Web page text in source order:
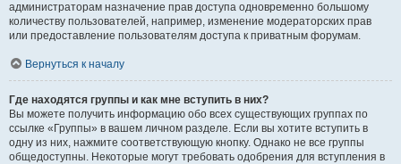
администраторам назначение прав доступа одновременно большому
количеству пользователей, например, изменение модераторских прав
или предоставление пользователям доступа к приватным форумам.
Вернуться к началу
Где находятся группы и как мне вступить в них?
Вы можете получить информацию обо всех существующих группах по
ссылке «Группы» в вашем личном разделе. Если вы хотите вступить в
одну из них, нажмите соответствующую кнопку. Однако не все группы
общедоступны. Некоторые могут требовать одобрения для вступления в